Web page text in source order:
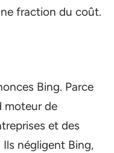
fraction du coût.
Bing. Parce
moteur de
et des
négligent Bing,